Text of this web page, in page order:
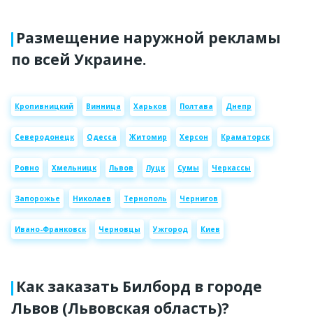
Размещение наружной рекламы
по всей Украине.
Кропивницкий Винница Харьков Полтава Днепр
Северодонецк Одесса Житомир Херсон Краматорск
Ровно Хмельницк Львов Луцк Сумы Черкассы
Запорожье Николаев Тернополь Чернигов
Ивано-Франковск Черновцы Ужгород Киев
Как заказать Билборд в городе
Львов (Львовская область)?